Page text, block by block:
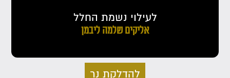
לעילוי נשמת החלל
אליקים שלמה ליבמן
להדלקת נר